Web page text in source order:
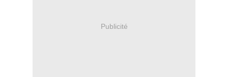
Publicité